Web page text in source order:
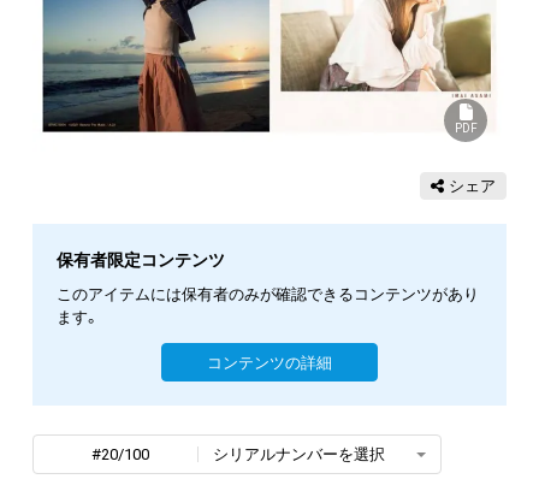
PDF
シェア
保有者限定コンテンツ
このアイテムには保有者のみが確認できるコンテンツがあり
ます。
コンテンツの詳細
#20/100 シリアルナンバーを選択